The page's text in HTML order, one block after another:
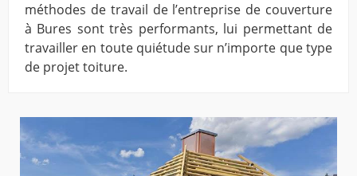
méthodes de travail de l’entreprise de couverture
à Bures sont très performants, lui permettant de
travailler en toute quiétude sur n’importe que type
de projet toiture.